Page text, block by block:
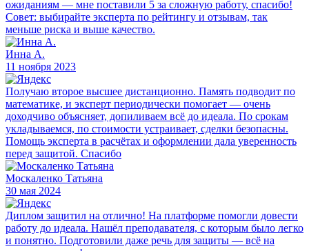
ожиданиям — мне поставили 5 за сложную работу, спасибо!
Совет: выбирайте эксперта по рейтингу и отзывам, так
меньше риска и выше качество.
Инна А.
11 ноября 2023
Получаю второе высшее дистанционно. Память подводит по
математике, и эксперт периодически помогает — очень
доходчиво объясняет, допиливаем всё до идеала. По срокам
укладываемся, по стоимости устраивает, сделки безопасны.
Помощь эксперта в расчётах и оформлении дала уверенность
перед защитой. Спасибо
Москаленко Татьяна
30 мая 2024
Диплом защитил на отлично! На платформе помогли довести
работу до идеала. Нашёл преподавателя, с которым было легко
и понятно. Подготовили даже речь для защиты — всё на